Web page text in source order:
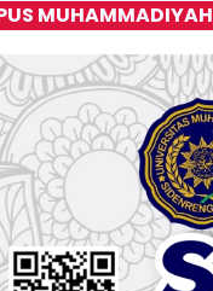
MUHAMMADIYAH